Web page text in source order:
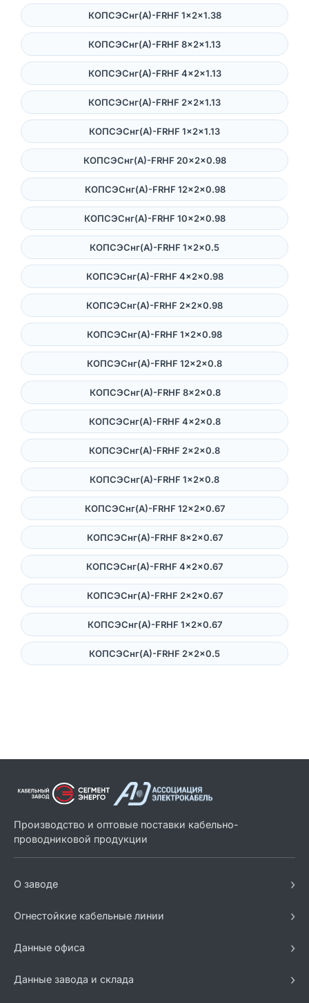
КОПСЭСнг(А)-FRHF 1×2×1.38
КОПСЭСнг(А)-FRHF 8×2×1.13
КОПСЭСнг(А)-FRHF 4×2×1.13
КОПСЭСнг(А)-FRHF 2×2×1.13
КОПСЭСнг(А)-FRHF 1×2×1.13
КОПСЭСнг(А)-FRHF 20×2×0.98
КОПСЭСнг(А)-FRHF 12×2×0.98
КОПСЭСнг(А)-FRHF 10×2×0.98
КОПСЭСнг(А)-FRHF 1×2×0.5
КОПСЭСнг(А)-FRHF 4×2×0.98
КОПСЭСнг(А)-FRHF 2×2×0.98
КОПСЭСнг(А)-FRHF 1×2×0.98
КОПСЭСнг(А)-FRHF 12×2×0.8
КОПСЭСнг(А)-FRHF 8×2×0.8
КОПСЭСнг(А)-FRHF 4×2×0.8
КОПСЭСнг(А)-FRHF 2×2×0.8
КОПСЭСнг(А)-FRHF 1×2×0.8
КОПСЭСнг(А)-FRHF 12×2×0.67
КОПСЭСнг(А)-FRHF 8×2×0.67
КОПСЭСнг(А)-FRHF 4×2×0.67
КОПСЭСнг(А)-FRHF 2×2×0.67
КОПСЭСнг(А)-FRHF 1×2×0.67
КОПСЭСнг(А)-FRHF 2×2×0.5
Производство и оптовые поставки кабельно-
проводниковой продукции
О заводе ›
Огнестойкие кабельные линии ›
Данные офиса ›
Данные завода и склада ›